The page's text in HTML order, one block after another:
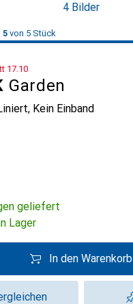
4 Bilder
5 Stück
5 von 5 Stück
Garden
Kein Einband
CHF
17.10
geliefert
Lager
In den Warenkorb